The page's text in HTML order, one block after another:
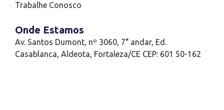
Trabalhe Conosco
Onde Estamos
Av. Santos Dumont, nº 3060, 7° andar, Ed.
Casablanca, Aldeota, Fortaleza/CE CEP: 601 50-162